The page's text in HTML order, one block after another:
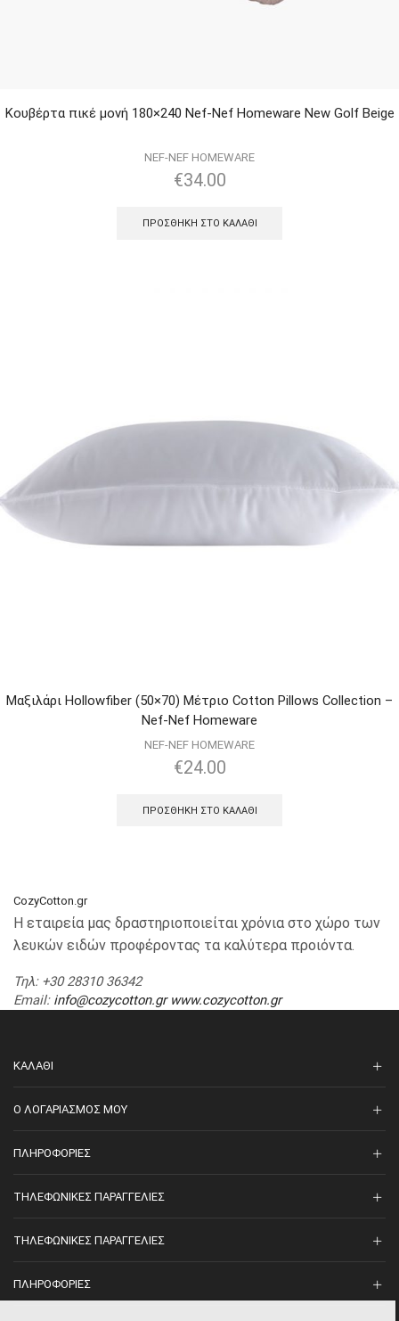
Κουβέρτα πικέ μονή 180×240 Nef-Nef Homeware New Golf Beige
NEF-NEF HOMEWARE
€34.00
ΠΡΟΣΘΉΚΗ ΣΤΟ ΚΑΛΆΘΙ
Μαξιλάρι Hollowfiber (50×70) Μέτριο Cotton Pillows Collection –
Nef-Nef Homeware
NEF-NEF HOMEWARE
€24.00
ΠΡΟΣΘΉΚΗ ΣΤΟ ΚΑΛΆΘΙ
CozyCotton.gr
Η εταιρεία μας δραστηριοποιείται χρόνια στο χώρο των
λευκών ειδών προφέροντας τα καλύτερα προιόντα.
Τηλ: +30 28310 36342
Email: info@cozycotton.gr www.cozycotton.gr
ΚΑΛΆΘΙ
O ΛΟΓΑΡΙΑΣΜΌΣ ΜΟΥ
ΠΛΗΡΟΦΟΡΊΕΣ
ΤΗΛΕΦΩΝΙΚΈΣ ΠΑΡΑΓΓΕΛΊΕΣ
ΤΗΛΕΦΩΝΙΚΈΣ ΠΑΡΑΓΓΕΛΊΕΣ
ΠΛΗΡΟΦΟΡΊΕΣ